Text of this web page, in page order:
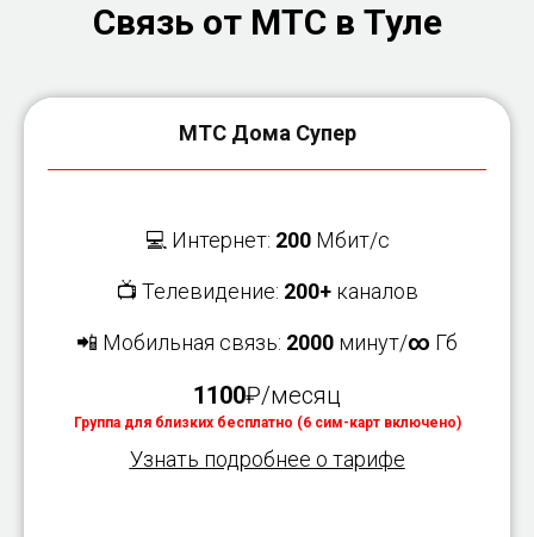
Связь от МТС в Туле
МТС Дома Супер
💻 Интернет: 200Мбит/с
📺 Телевидение: 200+ каналов
📲 Мобильная связь: 2000 минут/∞ Гб
1100₽/месяц
Группа для близких бесплатно (6 сим-карт включено)
Узнать подробнее о тарифе